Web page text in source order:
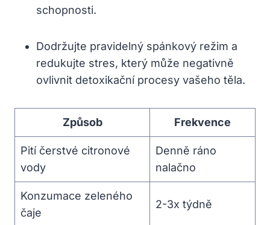
schopnosti.
Dodržujte pravidelný spánkový režim a
redukujte stres, který může negativně
ovlivnit detoxikační procesy vašeho těla.
Způsob Frekvence
Pití čerstvé citronové
vody
Denně ráno
nalačno
Konzumace zeleného
čaje
2-3x týdně